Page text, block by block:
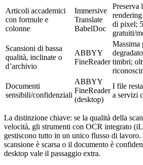
Articoli accademici
con formule e
colonne
Immersive
Translate
BabelDoc
Preserva
di pixel;
gratuiti/
Scansioni di bassa
qualità, inclinate o
d’archivio
ABBYY
FineReader
Massima
timbri;
Documenti
sensibili/confidenziali
ABBYY
FineReader
(desktop)
I file
a servizi
La distinzione chiave: se la qualità della
velocità, gli strumenti con OCR integrato
gestiscono tutto in un unico flusso di lavoro.
scansione è scarsa o il documento è
desktop vale il passaggio extra.